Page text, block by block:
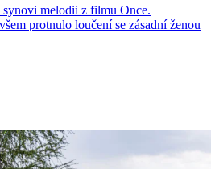
melodii z filmu Once.
protnulo loučení se zásadní ženou